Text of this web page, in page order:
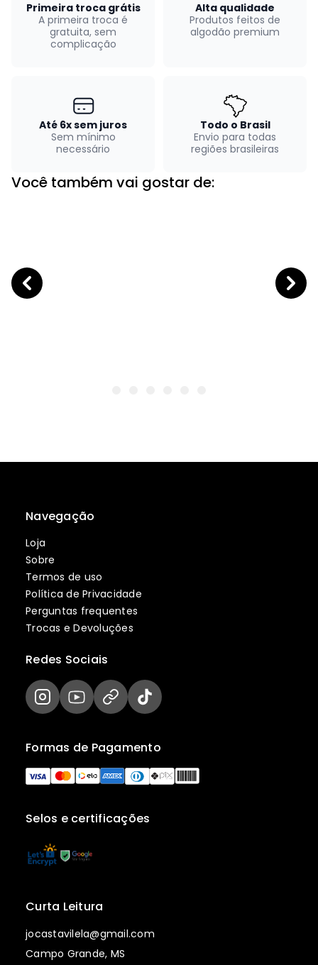
Primeira troca grátis
A primeira troca é
gratuita, sem
complicação
Alta qualidade
Produtos feitos de
algodão premium
Até 6x sem juros
Sem mínimo
necessário
Todo o Brasil
Envio para todas
regiões brasileiras
Você também vai gostar de:
Navegação
Loja
Sobre
Termos de uso
Política de Privacidade
Perguntas frequentes
Trocas e Devoluções
Selos e certificações
Formas de Pagamento
Redes Sociais
Curta Leitura
jocastavilela@gmail.com
Campo Grande, MS